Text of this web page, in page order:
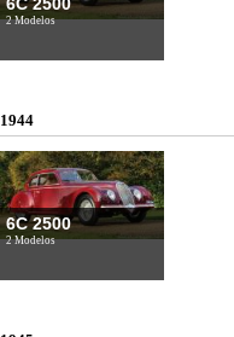
2 Modelos
1944
6C 2500
2 Modelos